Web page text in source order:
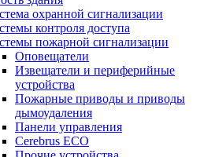
охранной сигнализации
контроля доступа
пожарной сигнализации
Оповещатели
Извещатели и периферийные
устройства
Пожарные приводы и приводы
дымоудаления
Панели управления
Cerebrus ECO